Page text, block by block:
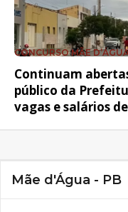
CONCURSO MÃE
Continuam
público da
vagas e salários
Mãe d'Água - PB